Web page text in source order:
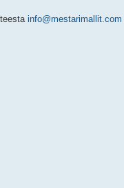
info@mestarimallit.com